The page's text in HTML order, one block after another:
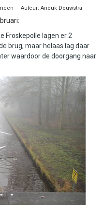
- Auteur: Anouk Douwstra
Froskepolle lagen er 2
brug, maar helaas lag daar
waardoor de doorgang naar